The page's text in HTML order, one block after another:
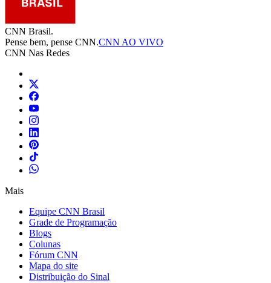
CNN Brasil.
Pense bem, pense CNN.CNN AO VIVO
CNN Nas Redes
Mais
Equipe CNN Brasil
Grade de Programação
Blogs
Colunas
Fórum CNN
Mapa do site
Distribuição do Sinal